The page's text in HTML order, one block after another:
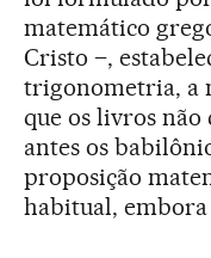
matemático
Cristo –,
trigonometria, a
que os livros não
antes os
proposição
habitual,